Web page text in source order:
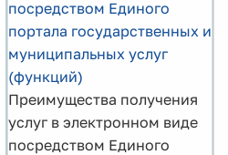
посредством Единого
портала государственных и
муниципальных услуг
(функций)
Преимущества получения
услуг в электронном виде
посредством Единого